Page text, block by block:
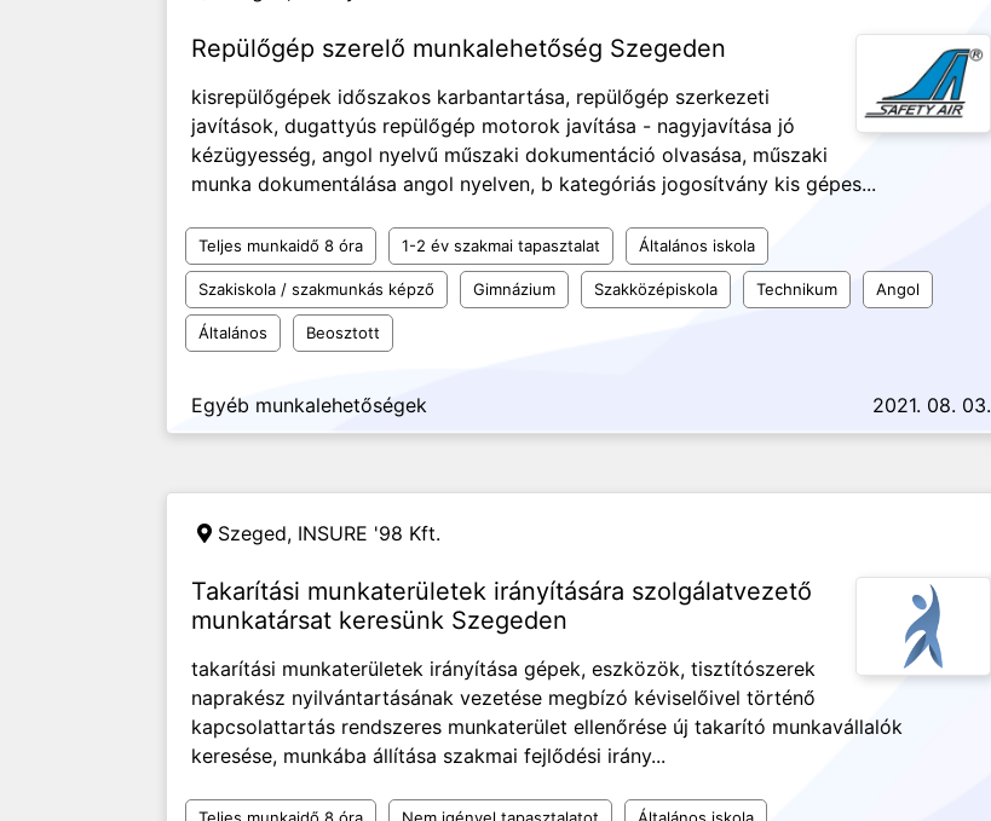
Repülőgép szerelő munkalehetőség Szegeden
kisrepülőgépek időszakos karbantartása, repülőgép szerkezeti
javítások, dugattyús repülőgép motorok javítása - nagyjavítása jó
kézügyesség, angol nyelvű műszaki dokumentáció olvasása, műszaki
munka dokumentálása angol nyelven, b kategóriás jogosítvány kis gépes...
Teljes munkaidő 8 óra 1-2 év szakmai tapasztalat Általános iskola
Szakiskola / szakmunkás képző Gimnázium Szakközépiskola Technikum Angol
Általános Beosztott
Egyéb munkalehetőségek 2021. 08. 03.
Szeged, INSURE '98 Kft.
Takarítási munkaterületek irányítására szolgálatvezető
munkatársat keresünk Szegeden
takarítási munkaterületek irányítása gépek, eszközök, tisztítószerek
naprakész nyilvántartásának vezetése megbízó kéviselőivel történő
kapcsolattartás rendszeres munkaterület ellenőrése új takarító munkavállalók
keresése, munkába állítása szakmai fejlődési irány...